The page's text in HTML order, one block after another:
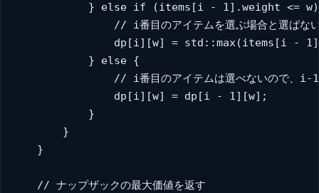
} else if (items[i - 1].weight <=
// i番目のアイテムを選ぶ場合と選ばな
dp[i][w] = std::max(items[i -
            } else {
// i番目のアイテムは選べないので、i-1
                dp[i][w] = dp[i - 1][w];
            }
        }
    }
    // ナップザックの最大価値を返す